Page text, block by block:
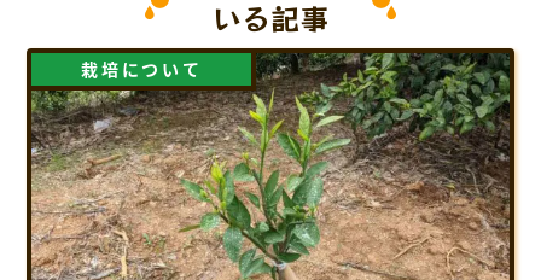
いる記事
栽培について